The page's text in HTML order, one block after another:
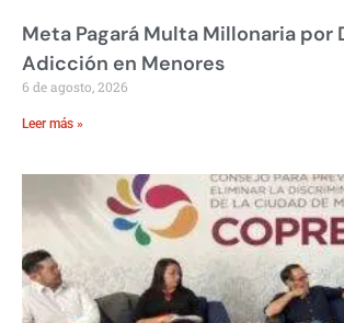
Meta Pagará Multa Millonaria por
Adicción en Menores
6 de agosto, 2026
Leer más »